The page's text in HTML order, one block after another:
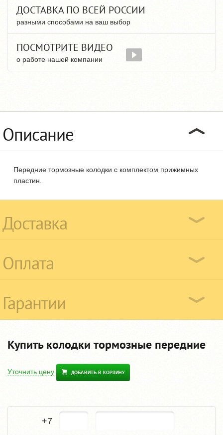
ДОСТАВКА ПО ВСЕЙ РОССИИ
разными способами на ваш выбор
ПОСМОТРИТЕ ВИДЕО
о работе нашей компании
Описание
Передние тормозные колодки с комплектом прижимных
пластин.
Доставка
Оплата
Гарантии
Купить колодки тормозные передние
Уточнить цену ДОБАВИТЬ В КОРЗИНУ
+7